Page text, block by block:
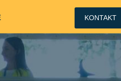
KONTAKT